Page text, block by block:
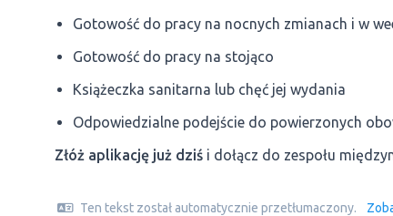
Gotowość do pracy na nocnych zmianach i w
Gotowość do pracy na stojąco
Książeczka sanitarna lub chęć jej wydania
Odpowiedzialne podejście do powierzonych
Złóż aplikację już dziś i dołącz do zespołu
Ten tekst został automatycznie przetłumaczony.